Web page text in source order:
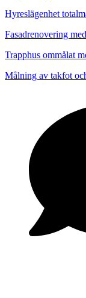
Hyreslägenhet
Fasadrenovering
Trapphus ommålat
Målning av takfot